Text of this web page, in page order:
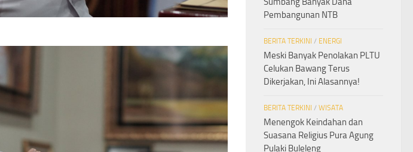
Pembangunan NTB
BERITA TERKINI / ENERGI
Meski Banyak Penolakan PLTU
Celukan Bawang Terus
Dikerjakan, Ini Alasannya!
BERITA TERKINI / WISATA
Menengok Keindahan dan
Suasana Religius Pura Agung
Pulaki Buleleng